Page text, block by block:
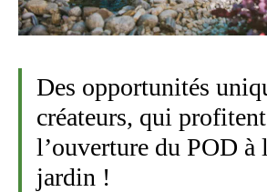
Des opportunités
créateurs, qui
l’ouverture du POD à
jardin !